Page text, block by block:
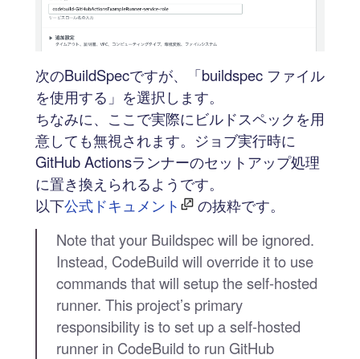
次のBuildSpecですが、「buildspec ファイル
を使用する」を選択します。
ちなみに、ここで実際にビルドスペックを用
意しても無視されます。ジョブ実行時に
GitHub Actionsランナーのセットアップ処理
に置き換えられるようです。
以下公式ドキュメント
の抜粋です。
Note that your Buildspec will be ignored.
Instead, CodeBuild will override it to use
commands that will setup the self-hosted
runner. This project’s primary
responsibility is to set up a self-hosted
runner in CodeBuild to run GitHub